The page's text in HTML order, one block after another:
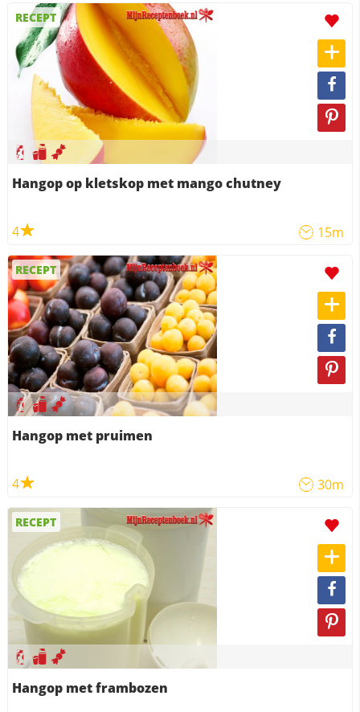
RECEPT
Hangop op kletskop met mango chutney
4 15m
RECEPT
Hangop met pruimen
4 30m
RECEPT
Hangop met frambozen